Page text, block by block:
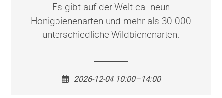
Es gibt auf der Welt ca. neun
Honigbienenarten und mehr als 30.000
unterschiedliche Wildbienenarten.
2026-12-04 10:00–14:00